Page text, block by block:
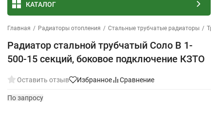
КАТАЛОГ
Главная / Радиаторы отопления / Стальные трубчатые радиаторы /
Радиатор стальной трубчатый Соло В 1-
500-15 секций, боковое подключение КЗТО
Оставить отзыв Избранное Сравнение
По запросу